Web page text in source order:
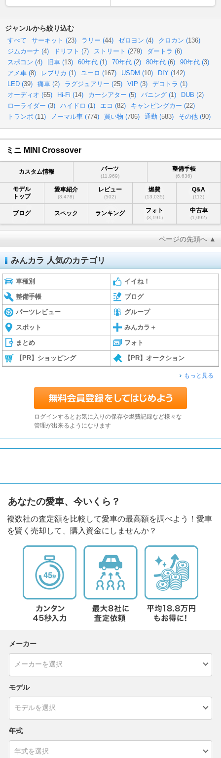
ジャンルから絞り込む
すべて サーキット (23) ラリー (44) ゼロヨン (4) クロカン (136)
ジムカーナ (4) ドリフト (7) ストリート (279) ダートラ (6)
スポコン (4) 旧車 (13) 60年代 (1) 70年代 (2) 80年代 (6) 90年代 (3)
アメ車 (8) レプリカ (1) ユーロ (167) USDM (10) DIY (142)
LED (39) 痛車 (2) ラグジュアリー (25) VIP (3) デコトラ (1)
オーディオ (65) Hi-Fi (14) カーシアター (5) バニング (1) DUB (2)
ローライダー (3) ハイドロ (1) エコ (82) キャンピングカー (22)
トランポ (11) ノーマル車 (774) 買い物 (706) 通勤 (583) その他 (90)
ミニ MINI Crossover
カスタム情報 パーツ
(11,969)
整備手帳
(6,636)
モデル
トップ
愛車紹介
(3,478)
レビュー
(502)
燃費
(13,035)
Q&A
(113)
ブログ スペック ランキング フォト
(3,191)
中古車
(1,092)
ページの先頭へ ▲
みんカラ 人気のカテゴリ
車種別 イイね！
整備手帳 ブログ
パーツレビュー グループ
スポット みんカラ＋
まとめ フォト
【PR】ショッピング 【PR】オークション
もっと見る
ログインするとお気に入りの保存や燃費記録など様々な
管理が出来るようになります
あなたの愛車、今いくら？
複数社の査定額を比較して愛車の最高額を調べよう！愛車
を賢く売却して、購入資金にしませんか？
メーカー
モデル
年式